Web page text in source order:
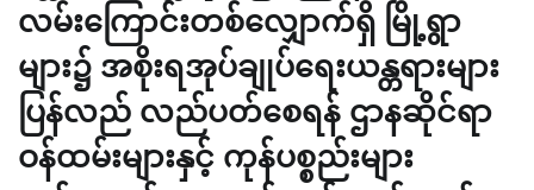
လမ်းကြောင်းတစ်လျှောက်ရှိ မြို့ရွာ
များ၌ အစိုးရအုပ်ချုပ်ရေးယန္တရားများ
ပြန်လည် လည်ပတ်စေရန် ဌာနဆိုင်ရာ
ဝန်ထမ်းများနှင့် ကုန်ပစ္စည်းများ